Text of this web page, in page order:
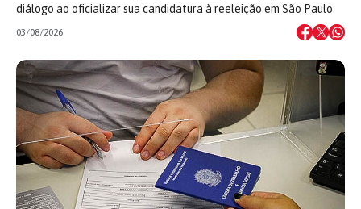
diálogo ao oficializar sua candidatura à reeleição em São Paulo
03/08/2026